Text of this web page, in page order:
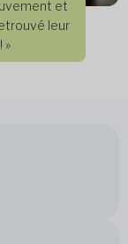
et
leur
»